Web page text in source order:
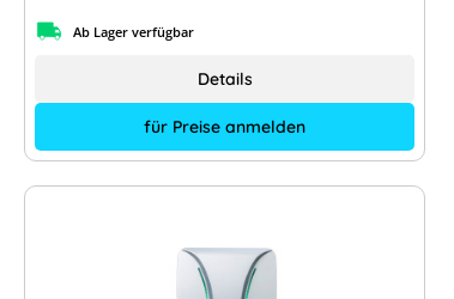
Ab Lager verfügbar
für Preise anmelden
Details